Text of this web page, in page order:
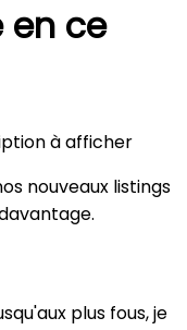
en ce
à afficher
nouveaux listings
plus fous, je